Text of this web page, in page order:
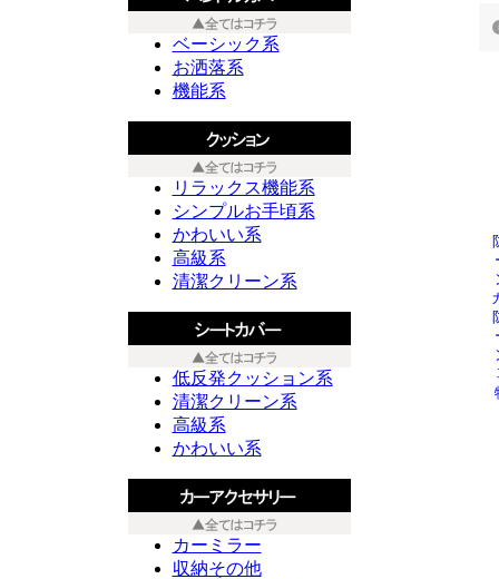
ベーシック系
お洒落系
機能系
リラックス機能系
シンプルお手頃系
かわいい系
高級系
清潔クリーン系
低反発クッション系
清潔クリーン系
高級系
かわいい系
カーミラー
収納その他